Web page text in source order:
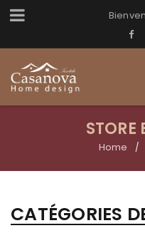
STORE
Home /
CATÉGORIES